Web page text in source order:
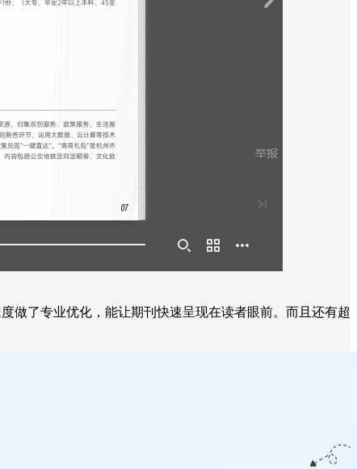
了专业优化，能让期刊快速呈现在读者眼前。而且还有超